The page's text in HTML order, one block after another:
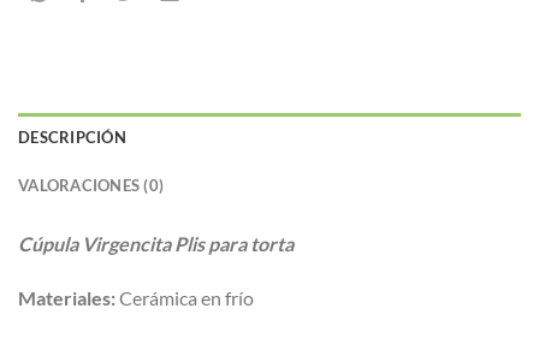
DESCRIPCIÓN
VALORACIONES (0)
Cúpula Virgencita Plis para torta
Materiales:Cerámica en frío